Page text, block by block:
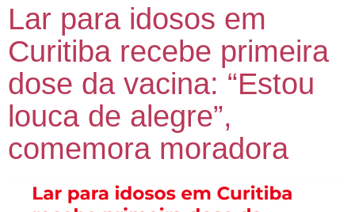
Lar para idosos em
Curitiba recebe primeira
dose da vacina: “Estou
louca de alegre”,
comemora moradora